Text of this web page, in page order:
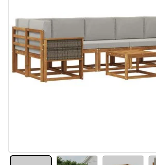
#sharemevidaxl